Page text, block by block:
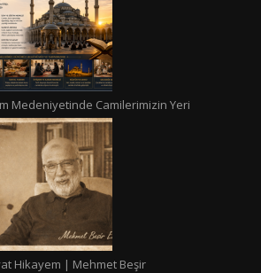
Medeniyetinde Camilerimizin Yeri
Hikayem | Mehmet Beşir